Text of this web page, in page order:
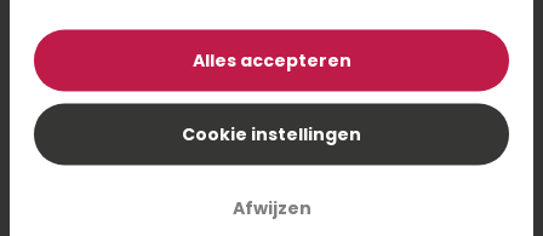
Voeg toe aan winkelwagen
Ervaar de ultieme frisheid met Antoine Derigny
heeft een schitterende, licht gouden kleur en een
Alles accepteren
Cookie instellingen
Afwijzen